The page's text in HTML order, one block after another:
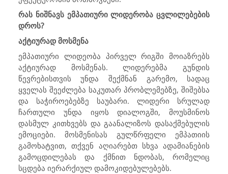
რას ნიშნავს ემპათიური ლიდერობა ცვლილებების
დროს?
აქტიურად მოსმენა
ემპათიური ლიდეობა პირველ რიგში მოიაზრებს
აქტიურად მოსმენას. ლიდერებმა გუნდის
წევრებისთვის უნდა შექმნან გარემო, სადაც
ყველას შეეძლება საკუთარ პრობლემებზე, შიშებსა
და საჭიროებებზე საუბარი. ლიდერი სრულად
ჩართული უნდა იყოს დიალოგში, მოუსმინოს
დასმულ კითხვებს და გაანალიზოს დასაქმებულის
ემოციები. მოსმენისას გულწრფელი ემპათიის
გამოხატვით, თქვენ აღიარებთ სხვა ადამიანების
გამოცდილებას და ქმნით ნდობას, რომელიც
სცდება იერარქიულ დამოკიდებულებებს.